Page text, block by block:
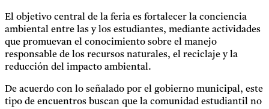
El objetivo central de la feria es fortalecer la conciencia
ambiental entre las y los estudiantes, mediante actividades
que promuevan el conocimiento sobre el manejo
responsable de los recursos naturales, el reciclaje y la
reducción del impacto ambiental.
De acuerdo con lo señalado por el gobierno municipal, este
tipo de encuentros buscan que la comunidad estudiantil no